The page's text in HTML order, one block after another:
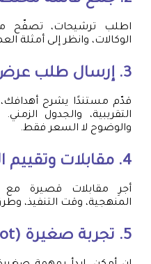
اطلب ترشيحات، تصفّح
الوكالات، وانظر إلى أمثلة
3. إرسال طلب عرض (RFP) موجز
قدّم مستندًا يشرح أهدافك،
التقريبية، والجدول
والوضوح لا السعر فقط.
4. مقابلات وتقييم العروض
أجرِ مقابلات قصيرة مع
المنهجية، وقت التنفيذ،
5. تجربة صغيرة (Pilot)